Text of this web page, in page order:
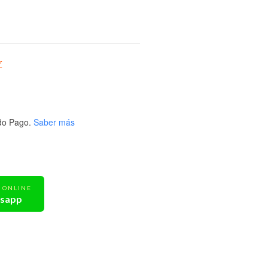
Pago. Saber más
ONLINE